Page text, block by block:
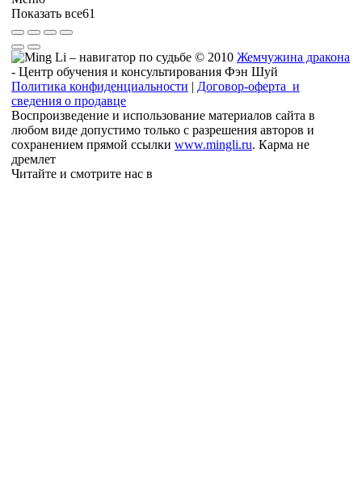
Показать все61
© 2010 Жемчужина дракона
- Центр обучения и консультирования Фэн Шуй
Политика конфиденциальности | Договор-оферта и
сведения о продавце
Воспроизведение и использование материалов сайта в
любом виде допустимо только с разрешения авторов и
сохранением прямой ссылки www.mingli.ru. Карма не
дремлет
Читайте и смотрите нас в